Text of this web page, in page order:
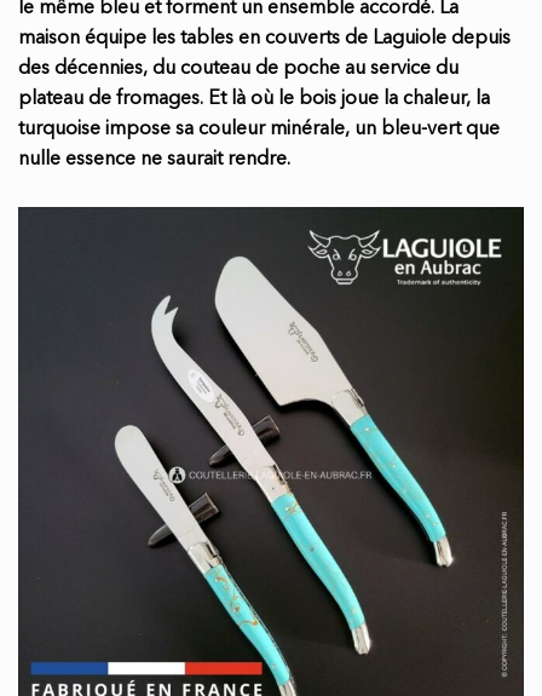
le même bleu et forment un ensemble accordé. La
maison équipe les tables en couverts de Laguiole depuis
des décennies, du couteau de poche au service du
plateau de fromages. Et là où le bois joue la chaleur, la
turquoise impose sa couleur minérale, un bleu-vert que
nulle essence ne saurait rendre.